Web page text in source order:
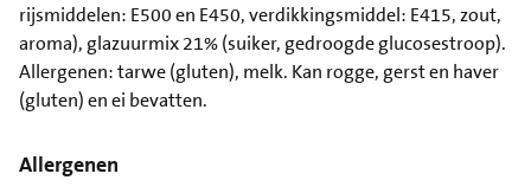
rijsmiddelen: E500 en E450, verdikkingsmiddel: E415, zout,
aroma), glazuurmix 21% (suiker, gedroogde glucosestroop).
Allergenen: tarwe (gluten), melk. Kan rogge, gerst en haver
(gluten) en ei bevatten.
Allergenen